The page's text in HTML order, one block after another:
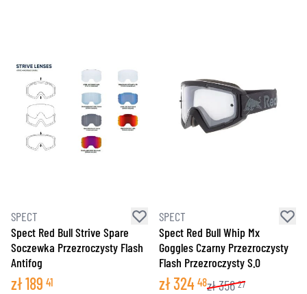
SPECT
Spect Red Bull Strive Spare
Soczewka Przezroczysty Flash
Antifog
zł189 41
SPECT
Spect Red Bull Whip Mx
Goggles Czarny Przezroczysty
Flash Przezroczysty S.0
zł324 48zł356 27